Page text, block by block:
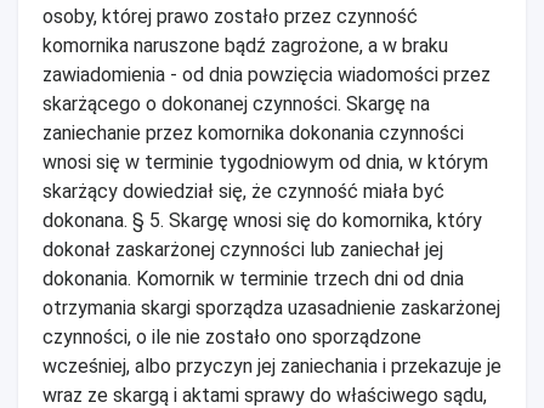
osoby, której prawo zostało przez czynność
komornika naruszone bądź zagrożone, a w braku
zawiadomienia - od dnia powzięcia wiadomości przez
skarżącego o dokonanej czynności. Skargę na
zaniechanie przez komornika dokonania czynności
wnosi się w terminie tygodniowym od dnia, w którym
skarżący dowiedział się, że czynność miała być
dokonana. § 5. Skargę wnosi się do komornika, który
dokonał zaskarżonej czynności lub zaniechał jej
dokonania. Komornik w terminie trzech dni od dnia
otrzymania skargi sporządza uzasadnienie zaskarżonej
czynności, o ile nie zostało ono sporządzone
wcześniej, albo przyczyn jej zaniechania i przekazuje je
wraz ze skargą i aktami sprawy do właściwego sądu,